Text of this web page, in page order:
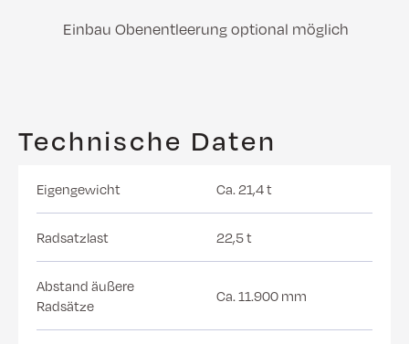
Einbau Obenentleerung optional möglich
Technische Daten
Eigengewicht Ca. 21,4 t
Radsatzlast 22,5 t
Abstand äußere
Radsätze
Ca. 11.900 mm